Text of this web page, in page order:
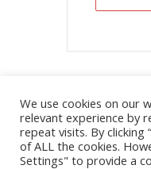
Poster le
We use cookies on our
relevant experience by
repeat visits. By clicking
of ALL the cookies.
Settings" to provide a